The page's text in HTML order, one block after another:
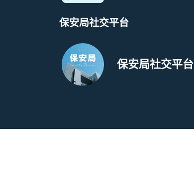
保安局社交平台
保安局社交平台